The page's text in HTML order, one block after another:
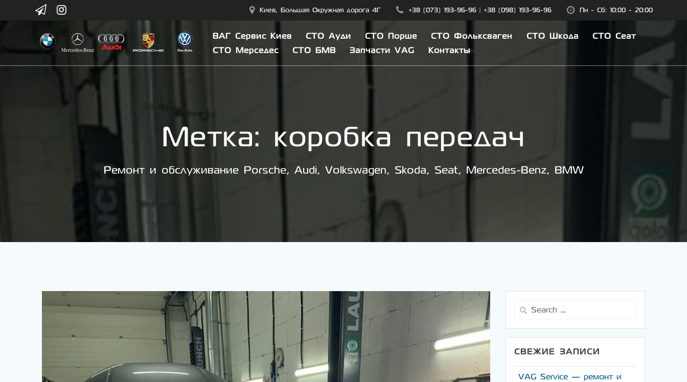
Киев, Большая Окружная дорога 4Г +38 (073) 193-96-96| +38 (098) 193-96-96 Пн - Сб: 10:00 - 20:00
ВАГ Сервис Киев СТО Ауди СТО Порше СТО Фольксваген СТО Шкода
СТО Сеат
СТО Мерседес
СТО БМВ Запчасти VAG Контакты
Метка: коробка передач
Ремонт и обслуживание Porsche, Audi, Volkswagen, Skoda, Seat, Mercedes-Benz, BMW
Search
СВЕЖИЕ ЗАПИСИ
VAG Service — ремонт и